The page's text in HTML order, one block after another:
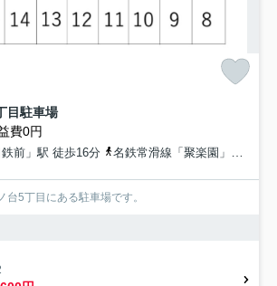
目駐車場
費0円
前」駅 徒歩16分 名鉄常滑線「聚楽園」駅 徒歩23分
台5丁目にある駐車場です。